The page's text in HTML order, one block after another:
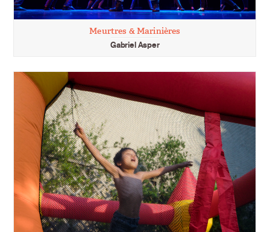
Meurtres & Marinières
Gabriel Asper